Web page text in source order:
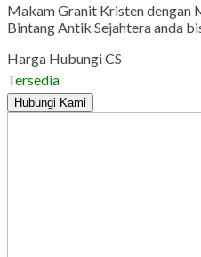
Makam Granit Kristen dengan
Bintang Antik Sejahtera anda
Harga Hubungi CS
Tersedia
Hubungi Kami